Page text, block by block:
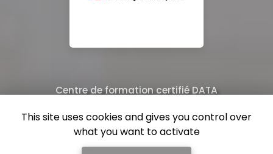
Centre de formation certifié DATA
This site uses cookies and gives you control over
what you want to activate